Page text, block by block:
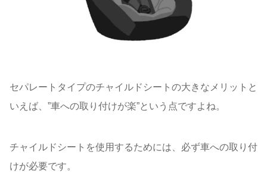
セパレートタイプのチャイルドシートの大きなメリットと
いえば、”車への取り付けが楽”という点ですよね。
チャイルドシートを使用するためには、必ず車への取り付
けが必要です。